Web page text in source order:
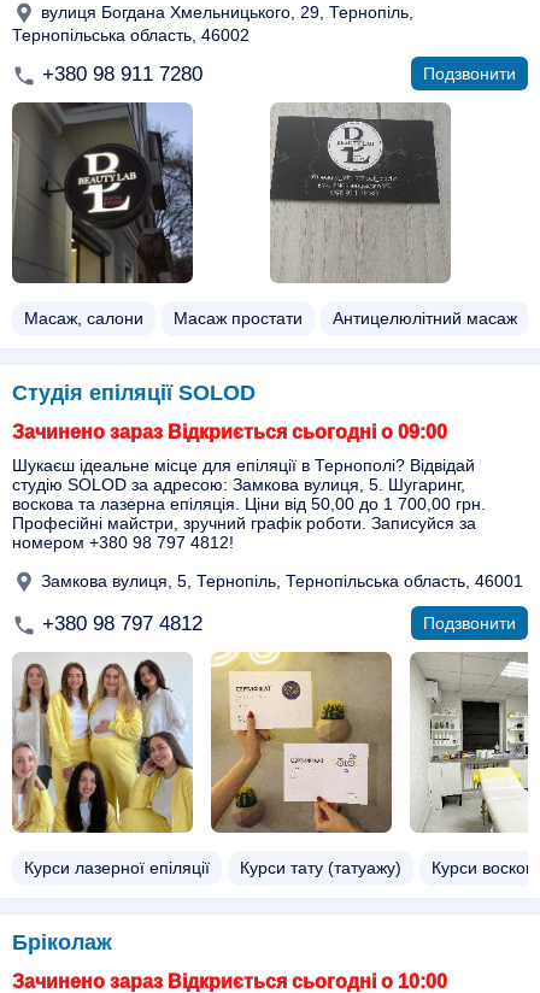
вулиця Богдана Хмельницького, 29, Тернопіль,
Тернопільська область, 46002
+380 98 911 7280 Подзвонити
Масаж, салони Масаж простати Антицелюлітний масаж
Студія епіляції SOLOD
Зачинено зараз Відкриється сьогодні о 09:00
Шукаєш ідеальне місце для епіляції в Тернополі? Відвідай
студію SOLOD за адресою: Замкова вулиця, 5. Шугаринг,
воскова та лазерна епіляція. Ціни від 50,00 до 1 700,00 грн.
Професійні майстри, зручний графік роботи. Записуйся за
номером +380 98 797 4812!
Замкова вулиця, 5, Тернопіль, Тернопільська область, 46001
+380 98 797 4812 Подзвонити
Курси лазерної епіляції Курси тату (татуажу) Курси
Бріколаж
Зачинено зараз Відкриється сьогодні о 10:00